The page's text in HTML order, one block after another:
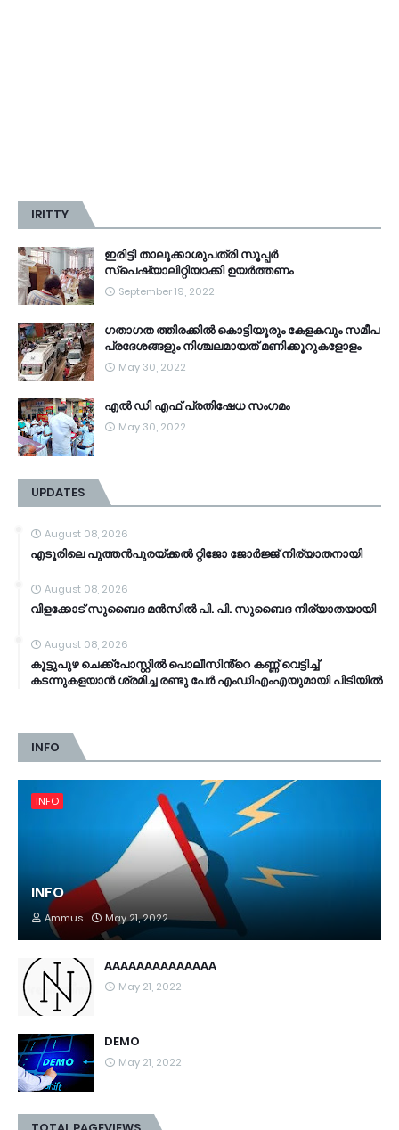
IRITTY
ഇരിട്ടി താലൂക്കാശുപത്രി സൂപ്പർ
സ്‌പെഷ്യാലിറ്റിയാക്കി ഉയർത്തണം
September 19, 2022
ഗതാഗത ത്തിരക്കിൽ കൊട്ടിയൂരും കേളകവും സമീപ
പ്രദേശങ്ങളും നിശ്ചലമായത് മണിക്കൂറുകളോളം
May 30, 2022
എൽ ഡി എഫ് പ്രതിഷേധ സംഗമം
May 30, 2022
UPDATES
August 08, 2026
എടൂരിലെ പുത്തൻപുരയ്ക്കൽ റ്റിജോ ജോർജ്ജ് നിര്യാതനായി
August 08, 2026
വിളക്കോട് സുബൈദ മൻസിൽ പി. പി. സുബൈദ നിര്യാതയായി
August 08, 2026
കൂട്ടുപുഴ ചെക്ക്പോസ്റ്റിൽ പൊലീസിൻ്റെ കണ്ണ് വെട്ടിച്ച്
കടന്നുകളയാൻ ശ്രമിച്ച രണ്ടു പേർ എംഡിഎംഎയുമായി പിടിയിൽ
INFO
INFO
INFO
Ammus May 21, 2022
AAAAAAAAAAAAAA
May 21, 2022
DEMO
May 21, 2022